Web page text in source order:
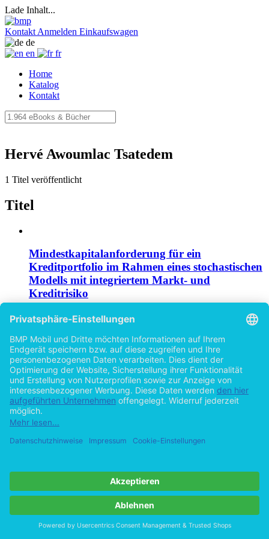
Lade Inhalt...
Kontakt Anmelden Einkaufswagen
de
en
fr
Home
Katalog
Kontakt
Hervé Awoumlac Tsatedem
1 Titel veröffentlicht
Titel
Mindestkapitalanforderung für ein
Kreditportfolio im Rahmen eines stochastischen
Modells mit integriertem Markt- und
Kreditrisiko
vonHervé Awoumlac Tsatedem (Autor:in)
©2013
67 Seiten
Hilfe/FAQ
Impressum
Datenschutz
AGB
Vertrag widerrufen
Zur Desktop-Version
Copyright ©Imprint in der Bedey & Thoms Media GmbH
Cookie-Einstellungen